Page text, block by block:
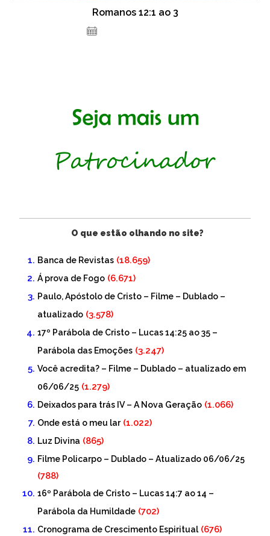
Romanos 12:1 ao 3
O que estão olhando no site?
Banca de Revistas (18.659)
Á prova de Fogo (6.671)
Paulo, Apóstolo de Cristo – Filme – Dublado –
atualizado (3.578)
17º Parábola de Cristo – Lucas 14:25 ao 35 –
Parábola das Emoções (3.247)
Você acredita? – Filme – Dublado – atualizado em
06/06/25 (1.279)
Deixados para trás IV – A Nova Geração (1.066)
Onde está o meu lar (1.022)
Luz Divina (865)
Filme Policarpo – Dublado – Atualizado 06/06/25
(788)
16º Parábola de Cristo – Lucas 14:7 ao 14 –
Parábola da Humildade (702)
Cronograma de Crescimento Espiritual (676)